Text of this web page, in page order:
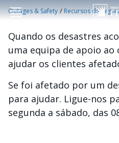
Skip to main content
Outages & Safety /Recursos de
Quando os desastres
uma equipa de apoio ao
ajudar os clientes
Se foi afetado por um
para ajudar. Ligue-nos
segunda a sábado, das